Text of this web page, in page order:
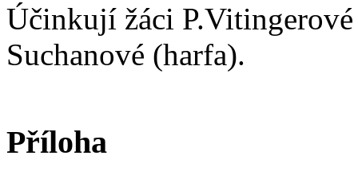
Účinkují žáci
Suchanové (harfa).
Příloha